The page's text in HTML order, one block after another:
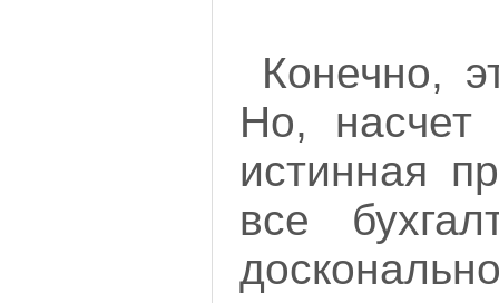
Конечно,
Но, насчет
истинная
все